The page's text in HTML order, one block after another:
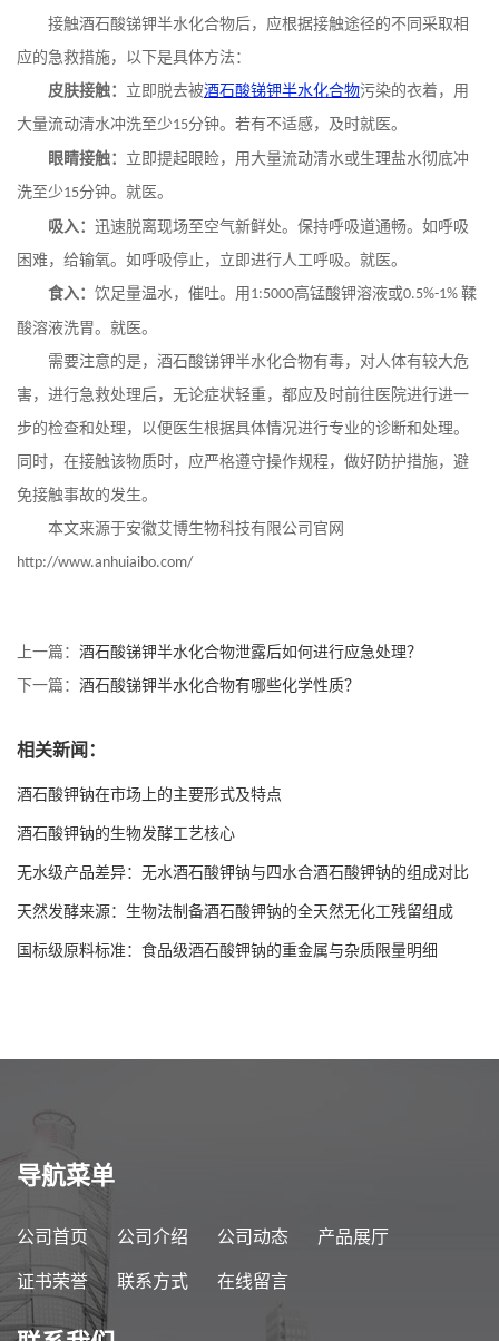
接触酒石酸锑钾半水化合物后，应根据接触途径的不同采取相
应的急救措施，以下是具体方法：
皮肤接触： 立即脱去被酒石酸锑钾半水化合物污染的衣着，用
大量流动清水冲洗至少15分钟。若有不适感，及时就医。
眼睛接触： 立即提起眼睑，用大量流动清水或生理盐水彻底冲
洗至少15分钟。就医。
吸入： 迅速脱离现场至空气新鲜处。保持呼吸道通畅。如呼吸
困难，给输氧。如呼吸停止，立即进行人工呼吸。就医。
食入： 饮足量温水，催吐。用 1:5000高锰酸钾溶液或0.5%-1% 鞣
酸溶液洗胃。就医。
需要注意的是，酒石酸锑钾半水化合物有毒，对人体有较大危
害，进行急救处理后，无论症状轻重，都应及时前往医院进行进一
步的检查和 处理 ，以便医生根据具体情况进行专业的诊断和处理。
同时，在接触该物质时，应严格遵守操作规程，做好防护措施，避
免接触事故的发生。
本文来源于安徽艾博生物科技有限公司官网
http://www.anhuiaibo.com/
上一篇： 酒石酸锑钾半水化合物泄露后如何进行应急处理？
下一篇： 酒石酸锑钾半水化合物有哪些化学性质？
相关新闻：
酒石酸钾钠在市场上的主要形式及特点
酒石酸钾钠的生物发酵工艺核心
无水级产品差异：无水酒石酸钾钠与四水合酒石酸钾钠的组成对比
天然发酵来源：生物法制备酒石酸钾钠的全天然无化工残留组成
国标级原料标准：食品级酒石酸钾钠的重金属与杂质限量明细
导航菜单
公司首页 公司介绍 公司动态 产品展厅
证书荣誉 联系方式 在线留言